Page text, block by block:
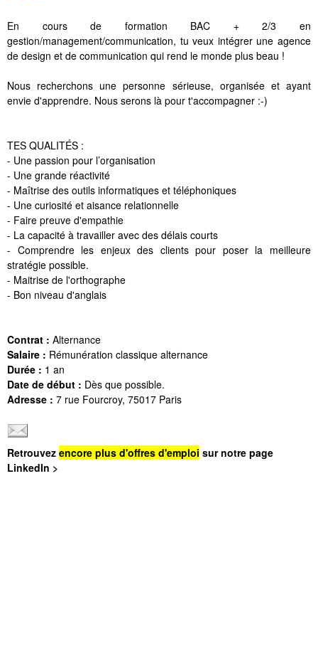
En cours de formation BAC + 2/3 en
gestion/management/communication, tu veux intégrer une agence
de design et de communication qui rend le monde plus beau !
Nous recherchons une personne sérieuse, organisée et ayant
envie d'apprendre. Nous serons là pour t'accompagner :-)
TES QUALITÉS :
- Une passion pour l’organisation
- Une grande réactivité
- Maîtrise des outils informatiques et téléphoniques
- Une curiosité et aisance relationnelle
- Faire preuve d'empathie
- La capacité à travailler avec des délais courts
- Comprendre les enjeux des clients pour poser la meilleure
stratégie possible.
- Maitrise de l'orthographe
- Bon niveau d'anglais
Contrat : Alternance
Salaire : Rémunération classique alternance
Durée : 1 an
Date de début : Dès que possible.
Adresse : 7 rue Fourcroy, 75017 Paris
Retrouvez encore plus d'offres d'emploi sur notre page
LinkedIn >